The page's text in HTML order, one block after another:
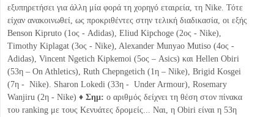
εξυπηρετήσει για άλλη μία φορά τη χορηγό εταιρεία, τη Nike. Τότε
είχαν ανακοινωθεί, ως προκριθέντες στην τελική διαδικασία, οι εξής
Benson Kipruto (1ος - Adidas), Eliud Kipchoge (2ος - Nike),
Timothy Kiplagat (3ος - Nike), Alexander Munyao Mutiso (4ος -
Adidas), Vincent Ngetich Kipkemoi (5ος – Asics) και Hellen Obiri
(53η – On Athletics), Ruth Chepngetich (1η – Nike), Brigid Kosgei
(7η - Nike). Sharon Lokedi (33η - Under Armour), Rosemary
Wanjiru (2η - Nike) ♦ Σημ: ο αριθμός δείχνει τη θέση στον πίνακα
του ranking με τους Κενυάτες δρομείς... Ναι, η Obiri είναι η 53η